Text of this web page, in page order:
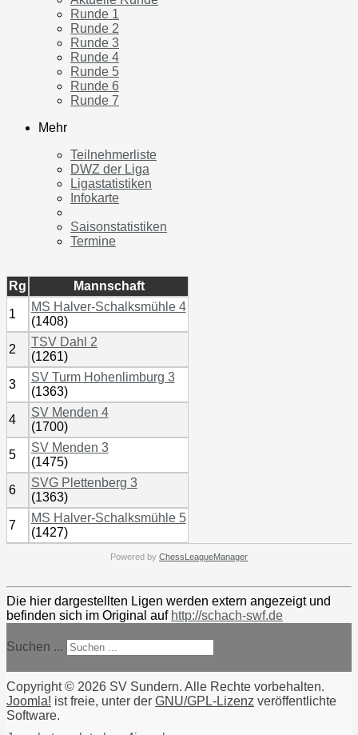
Runde 1
Runde 2
Runde 3
Runde 4
Runde 5
Runde 6
Runde 7
Mehr
Teilnehmerliste
DWZ der Liga
Ligastatistiken
Infokarte
Saisonstatistiken
Termine
Rg Mannschaft
1
MS Halver-Schalksmühle 4
(1408)
2
TSV Dahl 2
(1261)
3
SV Turm Hohenlimburg 3
(1363)
4
SV Menden 4
(1700)
5
SV Menden 3
(1475)
6
SVG Plettenberg 3
(1363)
7
MS Halver-Schalksmühle 5
(1427)
Powered by ChessLeagueManager
Die hier dargestellten Ligen werden extern angezeigt und
befinden sich im Original auf http://schach-swf.de
Suchen ...
Copyright © 2026 SV Sundern. Alle Rechte vorbehalten.
Joomla! ist freie, unter der GNU/GPL-Lizenz veröffentlichte
Software.